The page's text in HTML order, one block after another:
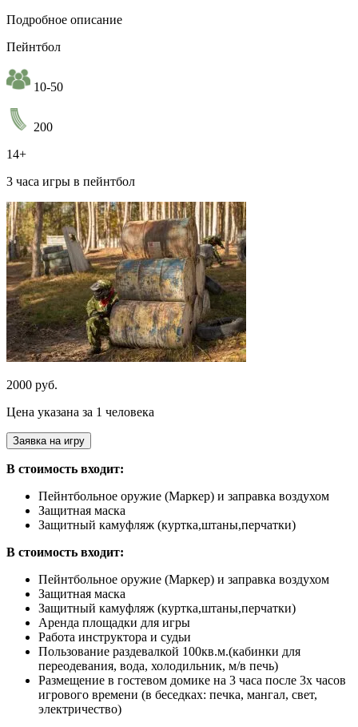
Подробное описание
Пейнтбол
10-50
200
14+
3 часа игры в пейнтбол
2000 руб.
Цена указана за 1 человека
Заявка на игру
В стоимость входит:
Пейнтбольное оружие (Маркер) и заправка воздухом
Защитная маска
Защитный камуфляж (куртка,штаны,перчатки)
В стоимость входит:
Пейнтбольное оружие (Маркер) и заправка воздухом
Защитная маска
Защитный камуфляж (куртка,штаны,перчатки)
Аренда площадки для игры
Работа инструктора и судьи
Пользование раздевалкой 100кв.м.(кабинки для
переодевания, вода, холодильник, м/в печь)
Размещение в гостевом домике на 3 часа после 3х часов
игрового времени (в беседках: печка, мангал, свет,
электричество)